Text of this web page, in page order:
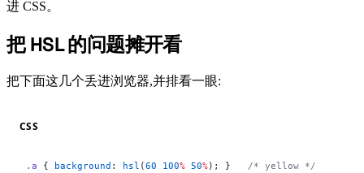
进 CSS。
#
把 HSL 的问题摊开看
把下面这几个丢进浏览器,并排看一眼:
CSS
.a { background : hsl (60 100% 50%); } /* yellow */